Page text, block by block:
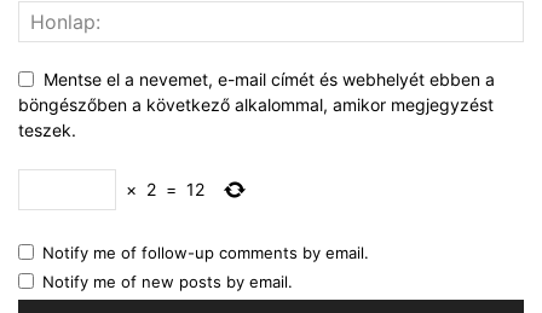
Mentse el a nevemet, e-mail címét és webhelyét ebben a
böngészőben a következő alkalommal, amikor megjegyzést
teszek.
× 2 = 12
Notify me of follow-up comments by email.
Notify me of new posts by email.